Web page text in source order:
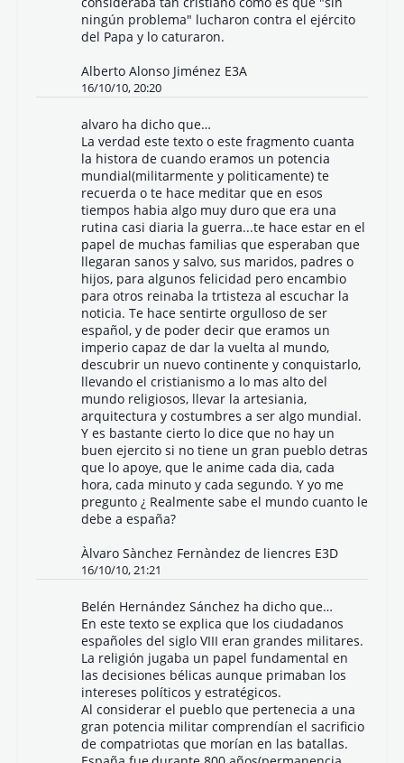
ningún problema" lucharon contra el ejército
del Papa y lo caturaron.
Alberto Alonso Jiménez E3A
16/10/10, 20:20
alvaro ha dicho que…
La verdad este texto o este fragmento cuanta
la histora de cuando eramos un potencia
mundial(militarmente y politicamente) te
recuerda o te hace meditar que en esos
tiempos habia algo muy duro que era una
rutina casi diaria la guerra...te hace estar en el
papel de muchas familias que esperaban que
llegaran sanos y salvo, sus maridos, padres o
hijos, para algunos felicidad pero encambio
para otros reinaba la trtisteza al escuchar la
noticia. Te hace sentirte orgulloso de ser
español, y de poder decir que eramos un
imperio capaz de dar la vuelta al mundo,
descubrir un nuevo continente y conquistarlo,
llevando el cristianismo a lo mas alto del
mundo religiosos, llevar la artesiania,
arquitectura y costumbres a ser algo mundial.
Y es bastante cierto lo dice que no hay un
buen ejercito si no tiene un gran pueblo detras
que lo apoye, que le anime cada dia, cada
hora, cada minuto y cada segundo. Y yo me
pregunto ¿ Realmente sabe el mundo cuanto le
debe a españa?
Àlvaro Sànchez Fernàndez de liencres E3D
16/10/10, 21:21
Belén Hernández Sánchez ha dicho que…
En este texto se explica que los ciudadanos
españoles del siglo VIII eran grandes militares.
La religión jugaba un papel fundamental en
las decisiones bélicas aunque primaban los
intereses políticos y estratégicos.
Al considerar el pueblo que pertenecia a una
gran potencia militar comprendían el sacrificio
de compatriotas que morían en las batallas.